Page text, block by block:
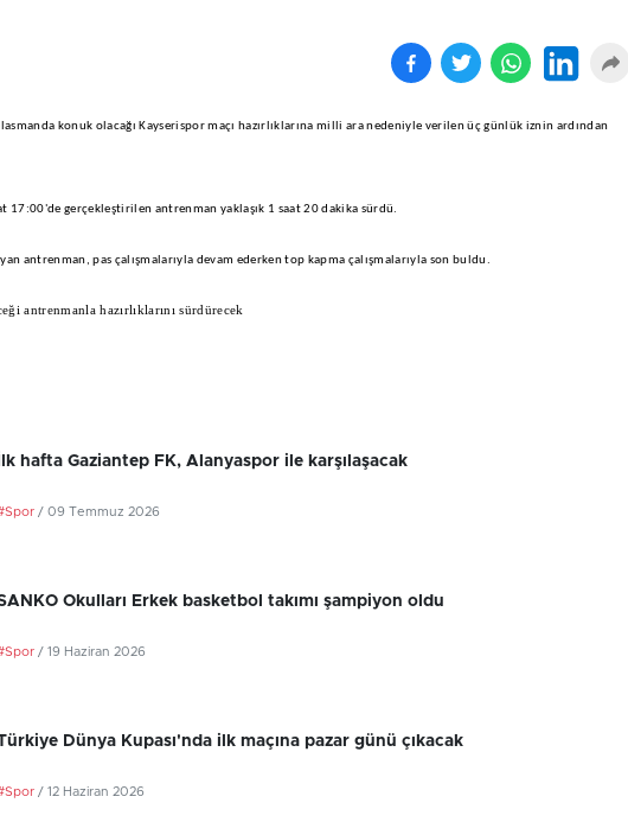
konuk olacağı Kayserispor maçı hazırlıklarına milli ara nedeniyle verilen üç günlük iznin ardından
17:00'de gerçekleştirilen antrenman yaklaşık 1 saat 20 dakika sürdü.
antrenman, pas çalışmalarıyla devam ederken top kapma çalışmalarıyla son buldu.
antrenmanla hazırlıklarını sürdürecek
İlk hafta Gaziantep FK, Alanyaspor ile karşılaşacak
/ 09 Temmuz 2026
Okulları Erkek basketbol takımı şampiyon oldu
/ 19 Haziran 2026
Dünya Kupası'nda ilk maçına pazar günü çıkacak
/ 12 Haziran 2026